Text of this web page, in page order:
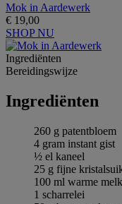
Mok in Aardewerk
€ 19,00
SHOP NU
Ingrediёnten
Bereidingswijze
Ingrediёnten
260 g patentbloem
4 gram instant gist
½ el kaneel
25 g fijne
100 ml warme melk
1 scharrelei